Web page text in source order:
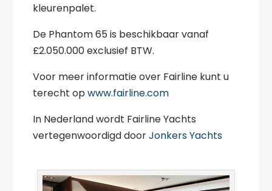
kleurenpalet.
De Phantom 65 is beschikbaar vanaf
£2.050.000 exclusief BTW.
Voor meer informatie over Fairline kunt u
terecht opwww.fairline.com
In Nederland wordt Fairline Yachts
vertegenwoordigd doorJonkers Yachts